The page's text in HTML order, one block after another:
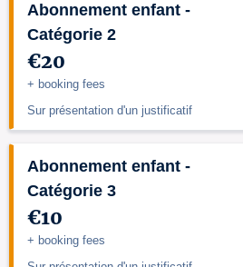
Abonnement enfant -
Catégorie 2
€20
+ booking fees
Sur présentation d'un justificatif
Abonnement enfant -
Catégorie 3
€10
+ booking fees